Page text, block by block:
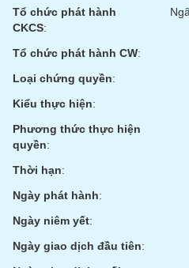
Tổ chức phát hành
CKCS:
Tổ chức phát hành CW:
Loại chứng quyền:
Kiểu thực hiện:
Phương thức thực hiện
quyền:
Thời hạn:
Ngày phát hành:
Ngày niêm yết:
Ngày giao dịch đầu tiên:
cụ
đầu
thông
tài
chính
liệu